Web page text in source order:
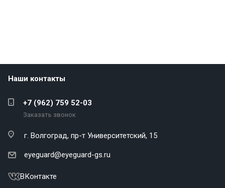
Наши контакты
+7 (962) 759 52-03
Заказать звонок
г. Волгоград, пр-т Университетский, 15
eyeguard@eyeguard-gs.ru
ВКонтакте